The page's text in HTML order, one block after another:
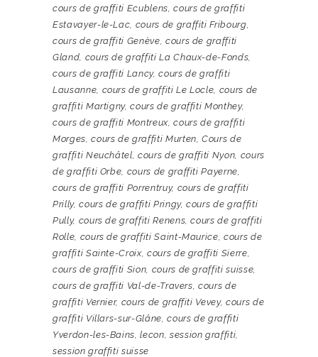
cours de graffiti Ecublens,cours de graffiti
Estavayer-le-Lac, cours de graffiti Fribourg,
cours de graffiti Genève, cours de graffiti
Gland, cours de graffiti La Chaux-de-Fonds,
cours de graffiti Lancy,cours de graffiti
Lausanne, cours de graffiti Le Locle, cours de
graffiti Martigny,cours de graffiti Monthey,
cours de graffiti Montreux,cours de graffiti
Morges,cours de graffiti Murten,Cours de
graffiti Neuchâtel,cours de graffiti Nyon, cours
de graffiti Orbe, cours de graffiti Payerne,
cours de graffiti Porrentruy, cours de graffiti
Prilly,cours de graffiti Pringy,cours de graffiti
Pully, cours de graffiti Renens,cours de graffiti
Rolle, cours de graffiti Saint-Maurice,cours de
graffiti Sainte-Croix, cours de graffiti Sierre,
cours de graffiti Sion, cours de graffiti suisse,
cours de graffiti Val-de-Travers,cours de
graffiti Vernier, cours de graffiti Vevey, cours de
graffiti Villars-sur-Glâne,cours de graffiti
Yverdon-les-Bains,lecon, session graffiti,
session graffiti suisse